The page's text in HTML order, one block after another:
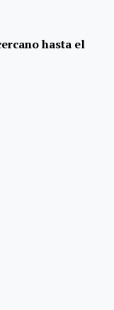
hasta el